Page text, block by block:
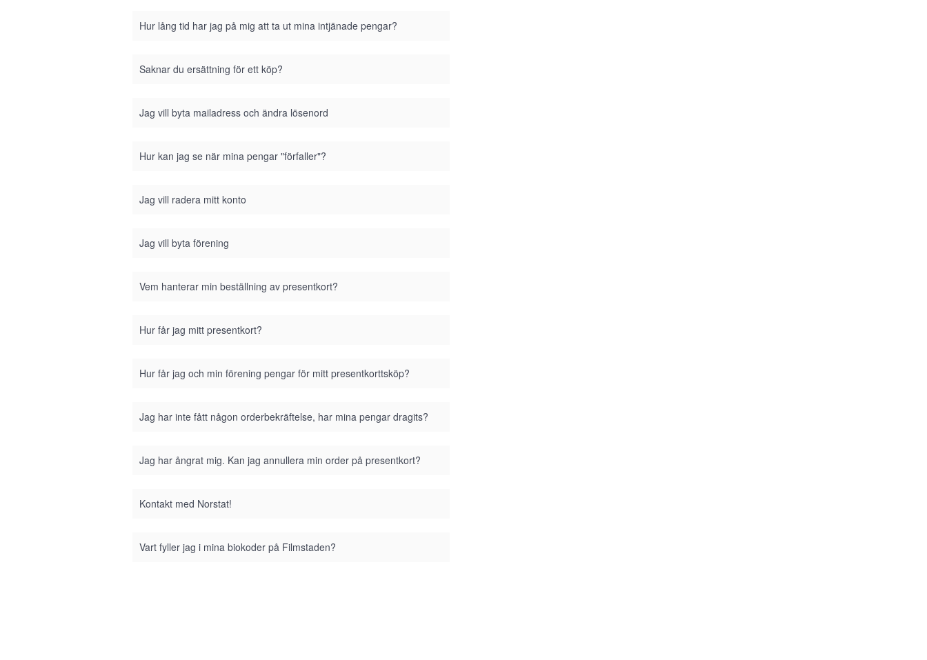
Hur lång tid har jag på mig att ta ut mina intjänade pengar?
Saknar du ersättning för ett köp?
Jag vill byta mailadress och ändra lösenord
Hur kan jag se när mina pengar "förfaller"?
Jag vill radera mitt konto
Jag vill byta förening
Vem hanterar min beställning av presentkort?
Hur får jag mitt presentkort?
Hur får jag och min förening pengar för mitt presentkorttsköp?
Jag har inte fått någon orderbekräftelse, har mina pengar dragits?
Jag har ångrat mig. Kan jag annullera min order på presentkort?
Kontakt med Norstat!
Vart fyller jag i mina biokoder på Filmstaden?